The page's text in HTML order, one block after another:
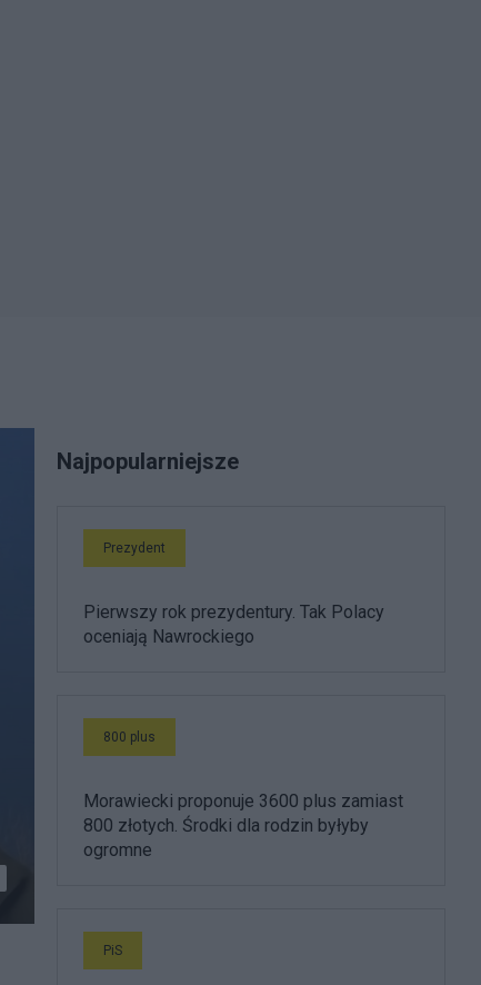
Najpopularniejsze
Prezydent
Pierwszy rok prezydentury. Tak Polacy
oceniają Nawrockiego
800 plus
Morawiecki proponuje 3600 plus zamiast
800 złotych. Środki dla rodzin byłyby
ogromne
PiS